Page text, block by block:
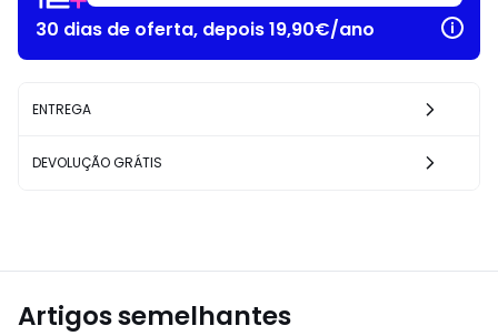
30 dias de oferta, depois 19,90€/ano
ENTREGA
DEVOLUÇÃO GRÁTIS
Artigos semelhantes